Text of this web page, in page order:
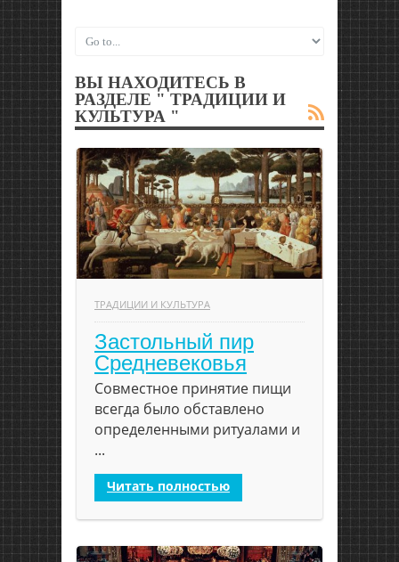
ВЫ НАХОДИТЕСЬ В
РАЗДЕЛЕ " ТРАДИЦИИ И
КУЛЬТУРА "
ТРАДИЦИИ И КУЛЬТУРА
Застольный пир
Средневековья
Совместное принятие пищи
всегда было обставлено
определенными ритуалами и
...
Читать полностью